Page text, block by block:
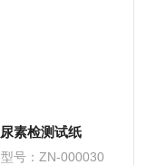
尿素检测试纸
型号：ZN-000030